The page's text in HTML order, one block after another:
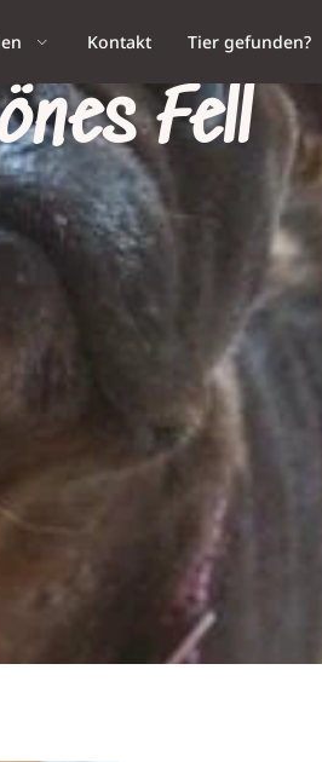
Kontakt Tier gefunden?
Fell